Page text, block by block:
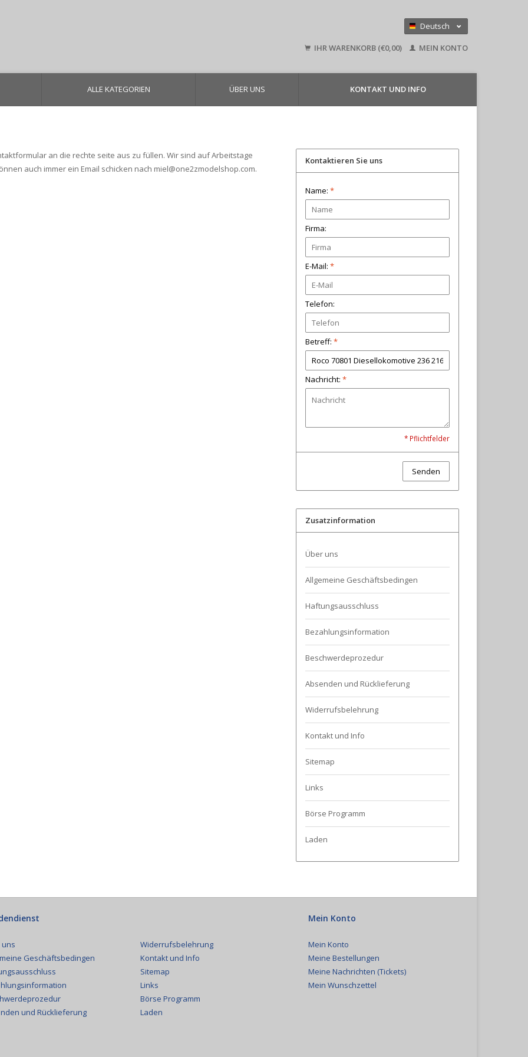
Deutsch
English
IHR WARENKORB (€0,00) MEIN KONTO
ALLE KATEGORIEN ÜBER UNS KONTAKT UND INFO
an die rechte seite aus zu füllen. Wir sind auf Arbeitstage
auch immer ein Email schicken nach miel@one2zmodelshop.com.
Kontaktieren Sie uns
Name: *
Firma:
E-Mail: *
Telefon:
Betreff: *
Nachricht: *
* Pflichtfelder
Senden
Zusatzinformation
Über uns
Allgemeine Geschäftsbedingen
Haftungsausschluss
Bezahlungsinformation
Beschwerdeprozedur
Absenden und Rücklieferung
Widerrufsbelehrung
Kontakt und Info
Sitemap
Links
Börse Programm
Laden
uns
Geschäftsbedingen
und Rücklieferung
Widerrufsbelehrung
Kontakt und Info
Sitemap
Links
Börse Programm
Laden
Mein Konto
Mein Konto
Meine Bestellungen
Meine Nachrichten (Tickets)
Mein Wunschzettel